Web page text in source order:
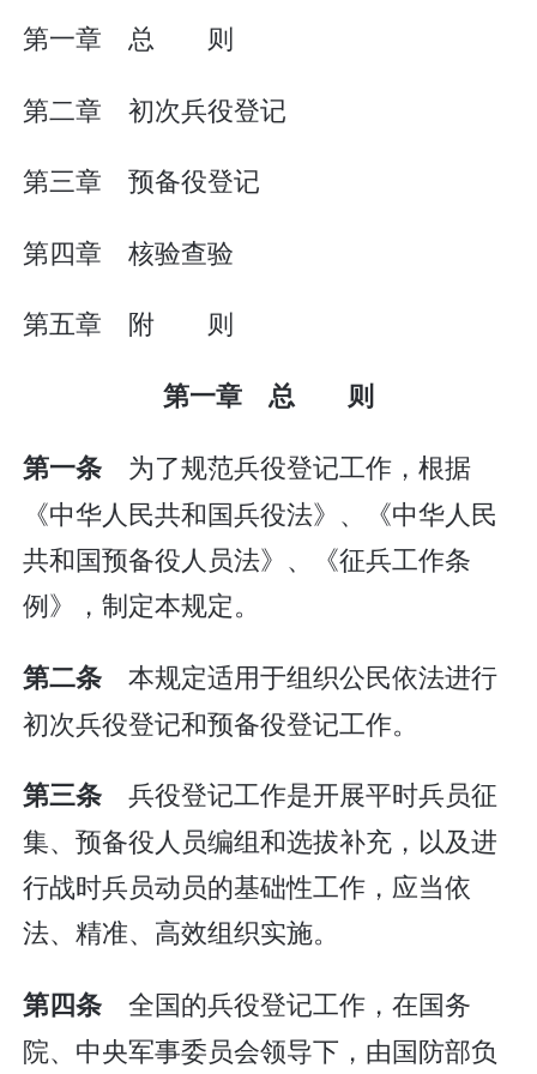
第一章 总 则
第二章 初次兵役登记
第三章 预备役登记
第四章 核验查验
第五章 附 则
第一章 总 则
第一条 为了规范兵役登记工作，根据
《中华人民共和国兵役法》、《中华人民
共和国预备役人员法》、《征兵工作条
例》，制定本规定。
第二条本规定适用于组织公民依法进行
初次兵役登记和预备役登记工作。
第三条兵役登记工作是开展平时兵员征
集、预备役人员编组和选拔补充，以及进
行战时兵员动员的基础性工作，应当依
法、精准、高效组织实施。
第四条全国的兵役登记工作，在国务
院、中央军事委员会领导下，由国防部负